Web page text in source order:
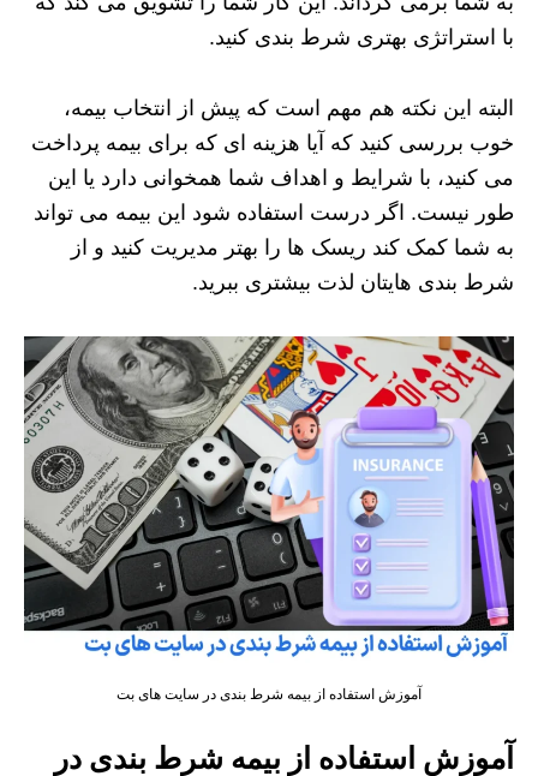
با استراتژی بهتری شرط‌ بندی کنید.
البته این نکته هم مهم است که پیش از انتخاب بیمه،
خوب بررسی کنید که آیا هزینه‌ ای که برای بیمه پرداخت
می‌ کنید، با شرایط و اهداف شما همخوانی دارد یا این
طور نیست. اگر درست استفاده شود این بیمه می‌ تواند
به شما کمک کند ریسک‌ ها را بهتر مدیریت کنید و از
شرط‌ بندی‌ هایتان لذت بیشتری ببرید.
آموزش استفاده از بیمه شرط بندی در سایت های بت
آموزش استفاده از بیمه شرط بندی در